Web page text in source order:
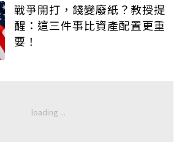
戰爭開打，錢變廢紙？教授提
醒：這三件事比資產配置更重
要！